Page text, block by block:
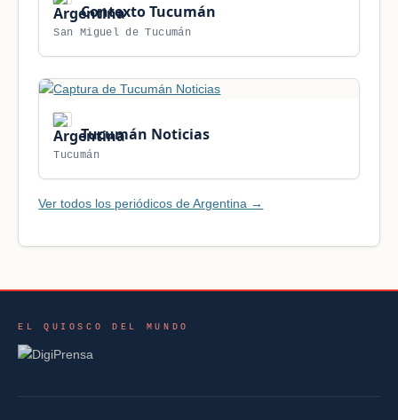
Contexto Tucumán
San Miguel de Tucumán
Tucumán Noticias
Tucumán
Ver todos los periódicos de Argentina →
EL QUIOSCO DEL MUNDO